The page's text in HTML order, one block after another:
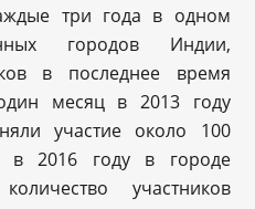
три года в одном
городов Индии,
в последнее время
месяц в 2013 году
участие около 100
в 2016 году в городе
участников